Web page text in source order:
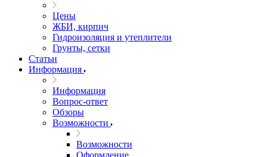
Цены
ЖБИ, кирпич
Гидроизоляция и утеплители
Грунты, сетки
Статьи
Информация
Информация
Вопрос-ответ
Обзоры
Возможности
Возможности
Оформление